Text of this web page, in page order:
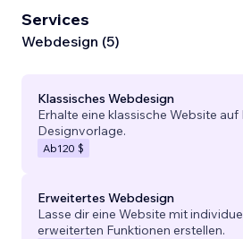
Services
Webdesign (5)
Klassisches Webdesign
Erhalte eine klassische Website auf
Designvorlage.
Ab120 $
Erweitertes Webdesign
Lasse dir eine Website mit
erweiterten Funktionen erstellen.